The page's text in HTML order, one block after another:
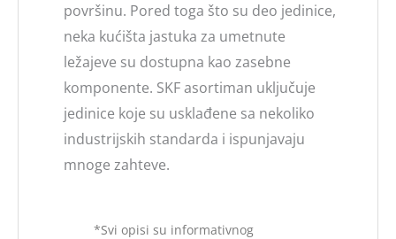
površinu. Pored toga što su deo jedinice,
neka kućišta jastuka za umetnute
ležajeve su dostupna kao zasebne
komponente. SKF asortiman uključuje
jedinice koje su usklađene sa nekoliko
industrijskih standarda i ispunjavaju
mnoge zahteve.
*Svi opisi su informativnog